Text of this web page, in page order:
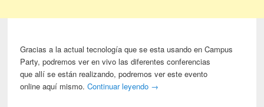
Gracias a la actual tecnología que se esta usando en Campus
Party, podremos ver en vivo las diferentes conferencias
que allí se están realizando, podremos ver este evento
online aquí mismo.Continuar leyendo →